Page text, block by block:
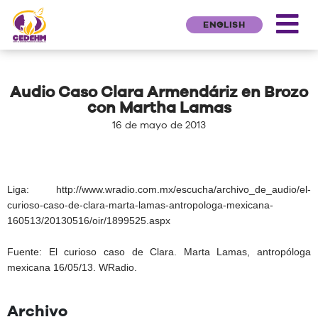
ENGLISH
Audio Caso Clara Armendáriz en Brozo
con Martha Lamas
16 de mayo de 2013
Liga: http://www.wradio.com.mx/escucha/archivo_de_audio/el-
curioso-caso-de-clara-marta-lamas-antropologa-mexicana-
160513/20130516/oir/1899525.aspx
Fuente: El curioso caso de Clara. Marta Lamas, antropóloga
mexicana 16/05/13. WRadio.
Archivo